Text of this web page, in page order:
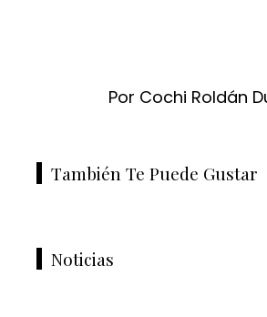
Por Cochi Roldán
También Te Puede Gustar
Noticias